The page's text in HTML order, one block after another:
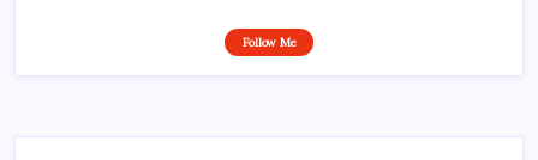
Follow Me